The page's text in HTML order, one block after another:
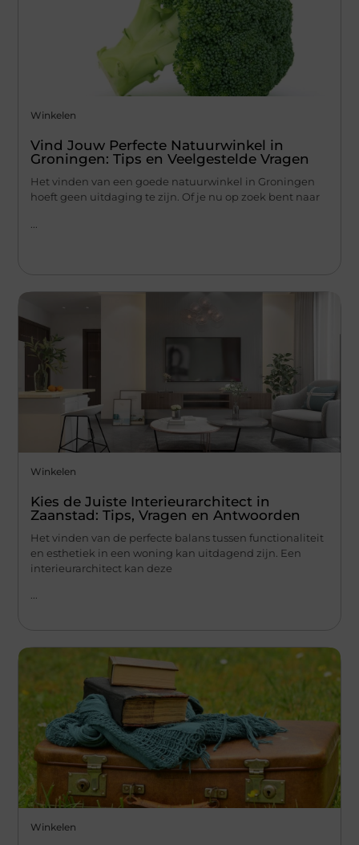
Winkelen
Vind Jouw Perfecte Natuurwinkel in
Groningen: Tips en Veelgestelde Vragen
Het vinden van een goede natuurwinkel in Groningen
hoeft geen uitdaging te zijn. Of je nu op zoek bent naar
Winkelen
Kies de Juiste Interieurarchitect in
Zaanstad: Tips, Vragen en Antwoorden
Het vinden van de perfecte balans tussen functionaliteit
en esthetiek in een woning kan uitdagend zijn. Een
interieurarchitect kan deze
Winkelen